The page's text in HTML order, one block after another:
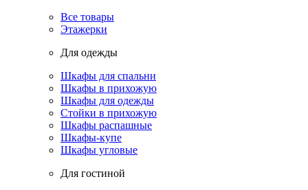
Все товары
Этажерки
Для одежды
Шкафы для спальни
Шкафы в прихожую
Шкафы для одежды
Стойки в прихожую
Шкафы распашные
Шкафы-купе
Шкафы угловые
Для гостиной